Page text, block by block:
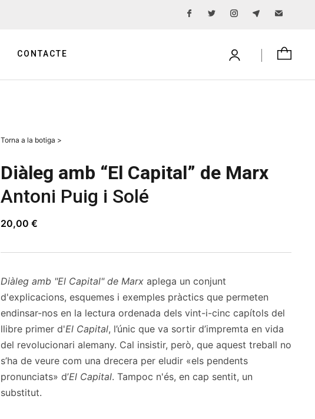
CONTACTE
Torna a la botiga >
Diàleg amb “El Capital” de Marx
Antoni Puig i Solé
20,00 €
Diàleg amb "El Capital" de Marx aplega un conjunt
d'explicacions, esquemes i exemples pràctics que permeten
endinsar-nos en la lectura ordenada dels vint-i-cinc capítols del
llibre primer d'El Capital, l’únic que va sortir d’impremta en vida
del revolucionari alemany. Cal insistir, però, que aquest treball no
s’ha de veure com una drecera per eludir «els pendents
pronunciats» d’El Capital. Tampoc n'és, en cap sentit, un
substitut.